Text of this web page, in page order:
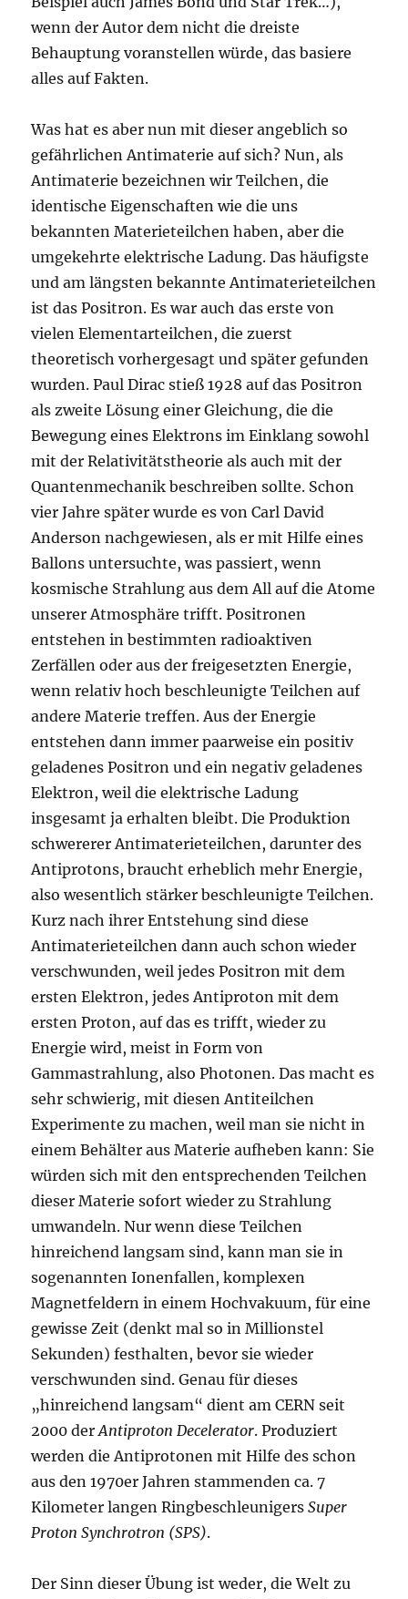
wenn der Autor dem nicht die dreiste
Behauptung voranstellen würde, das basiere
alles auf Fakten.
Was hat es aber nun mit dieser angeblich so
gefährlichen Antimaterie auf sich? Nun, als
Antimaterie bezeichnen wir Teilchen, die
identische Eigenschaften wie die uns
bekannten Materieteilchen haben, aber die
umgekehrte elektrische Ladung. Das häufigste
und am längsten bekannte Antimaterieteilchen
ist das Positron. Es war auch das erste von
vielen Elementarteilchen, die zuerst
theoretisch vorhergesagt und später gefunden
wurden. Paul Dirac stieß 1928 auf das Positron
als zweite Lösung einer Gleichung, die die
Bewegung eines Elektrons im Einklang sowohl
mit der Relativitätstheorie als auch mit der
Quantenmechanik beschreiben sollte. Schon
vier Jahre später wurde es von Carl David
Anderson nachgewiesen, als er mit Hilfe eines
Ballons untersuchte, was passiert, wenn
kosmische Strahlung aus dem All auf die Atome
unserer Atmosphäre trifft. Positronen
entstehen in bestimmten radioaktiven
Zerfällen oder aus der freigesetzten Energie,
wenn relativ hoch beschleunigte Teilchen auf
andere Materie treffen. Aus der Energie
entstehen dann immer paarweise ein positiv
geladenes Positron und ein negativ geladenes
Elektron, weil die elektrische Ladung
insgesamt ja erhalten bleibt. Die Produktion
schwererer Antimaterieteilchen, darunter des
Antiprotons, braucht erheblich mehr Energie,
also wesentlich stärker beschleunigte Teilchen.
Kurz nach ihrer Entstehung sind diese
Antimaterieteilchen dann auch schon wieder
verschwunden, weil jedes Positron mit dem
ersten Elektron, jedes Antiproton mit dem
ersten Proton, auf das es trifft, wieder zu
Energie wird, meist in Form von
Gammastrahlung, also Photonen. Das macht es
sehr schwierig, mit diesen Antiteilchen
Experimente zu machen, weil man sie nicht in
einem Behälter aus Materie aufheben kann: Sie
würden sich mit den entsprechenden Teilchen
dieser Materie sofort wieder zu Strahlung
umwandeln. Nur wenn diese Teilchen
hinreichend langsam sind, kann man sie in
sogenannten Ionenfallen, komplexen
Magnetfeldern in einem Hochvakuum, für eine
gewisse Zeit (denkt mal so in Millionstel
Sekunden) festhalten, bevor sie wieder
verschwunden sind. Genau für dieses
„hinreichend langsam“ dient am CERN seit
2000 derAntiproton Decelerator. Produziert
werden die Antiprotonen mit Hilfe des schon
aus den 1970er Jahren stammenden ca. 7
Kilometer langen RingbeschleunigersSuper
Proton Synchrotron (SPS).
Der Sinn dieser Übung ist weder, die Welt zu